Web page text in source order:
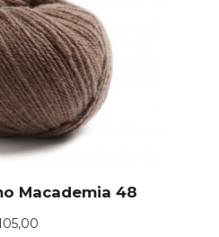
Macademia 48